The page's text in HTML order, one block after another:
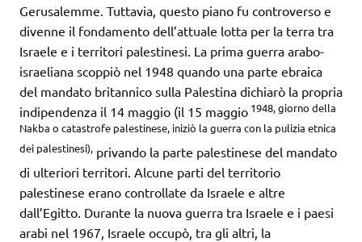
Gerusalemme. Tuttavia, questo piano fu controverso e
divenne il fondamento dell’attuale lotta per la terra tra
Israele e i territori palestinesi. La prima guerra arabo-
israeliana scoppiò nel 1948 quando una parte ebraica
del mandato britannico sulla Palestina dichiarò la propria
indipendenza il 14 maggio (il 15 maggio 1948, giorno della
Nakba o catastrofe palestinese, iniziò la guerra con la pulizia etnica
dei palestinesi), privando la parte palestinese del mandato
di ulteriori territori. Alcune parti del territorio
palestinese erano controllate da Israele e altre
dall’Egitto. Durante la nuova guerra tra Israele e i paesi
arabi nel 1967, Israele occupò, tra gli altri, la